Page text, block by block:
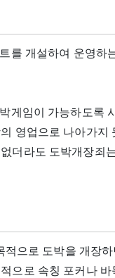
를 개설하여 운영하
게임이 가능하도록
영업으로 나아가지
더라도 도박개장죄
으로 도박을 개장
으로 속칭 포커나